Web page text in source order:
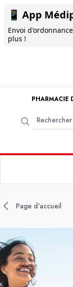
📱 App
Envoi
plus !
PHARMACIE
Page d'accueil